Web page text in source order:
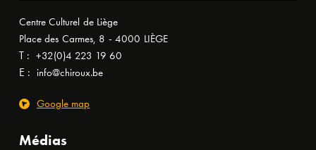
Centre Culturel de Liège
Place des Carmes, 8 - 4000 LIÈGE
T : +32(0)4 223 19 60
E : info@chiroux.be
Google map
Médias